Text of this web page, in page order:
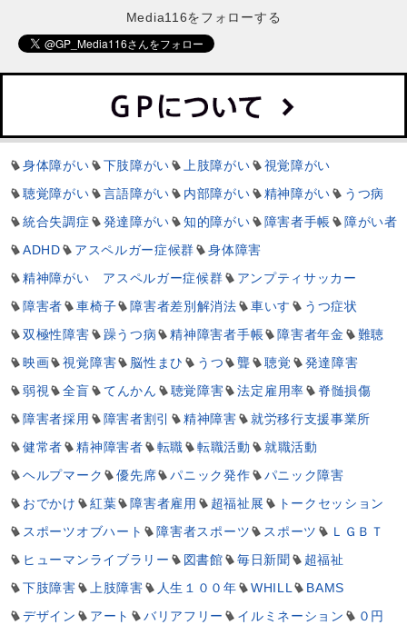
Media116をフォローする
身体障がい 下肢障がい 上肢障がい
視覚障がい
聴覚障がい
言語障がい 内部障がい 精神障がい
うつ病
統合失調症
発達障がい 知的障がい 障害者手帳
障がい者
ADHD
アスペルガー症候群
身体障害
精神障がい アスペルガー症候群
アンプティサッカー
障害者
車椅子 障害者差別解消法 車いす
うつ症状
双極性障害
躁うつ病 精神障害者手帳 障害者年金
難聴
映画
視覚障害 脳性まひ うつ 聾 聴覚
発達障害
弱視
全盲 てんかん 聴覚障害 法定雇用率
脊髄損傷
障害者採用
障害者割引 精神障害
就労移行支援事業所
健常者
精神障害者 転職 転職活動
就職活動
ヘルプマーク
優先席 パニック発作
パニック障害
おでかけ
紅葉 障害者雇用 超福祉展
トークセッション
スポーツオブハート
障害者スポーツ スポーツ
ＬＧＢＴ
ヒューマンライブラリー
図書館 毎日新聞
超福祉
下肢障害
上肢障害 人生１００年 WHILL
BAMS
デザイン
アート バリアフリー イルミネーション
０円